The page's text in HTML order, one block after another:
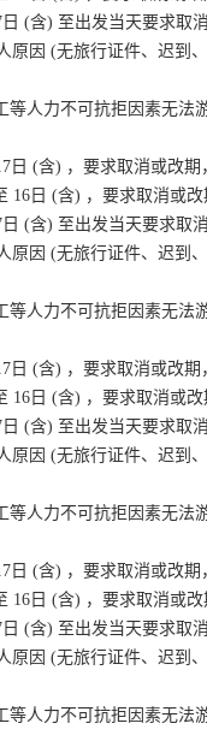
(含) 至出发当天要求取
因 (无旅行证件、迟到
等人力不可抗拒因素无
(含) ，要求取消或改
日 (含) ，要求取消或
(含) 至出发当天要求取
因 (无旅行证件、迟到
等人力不可抗拒因素无
(含) ，要求取消或改
日 (含) ，要求取消或
(含) 至出发当天要求取
因 (无旅行证件、迟到
等人力不可抗拒因素无
(含) ，要求取消或改
日 (含) ，要求取消或
(含) 至出发当天要求取
因 (无旅行证件、迟到
等人力不可抗拒因素无